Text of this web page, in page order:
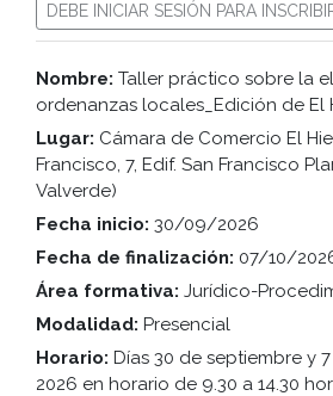
DEBE INICIAR SESIÓN PARA
Nombre: Taller práctico sobre la
ordenanzas locales_Edición de El
Lugar: Cámara de Comercio El
Francisco, 7, Edif. San Francisco
Valverde)
Fecha inicio: 30/09/2026
Fecha de finalización: 07/10/
Área formativa: Jurídico-
Modalidad: Presencial
Horario: Días 30 de septiembre y
2026 en horario de 9.30 a 14.30